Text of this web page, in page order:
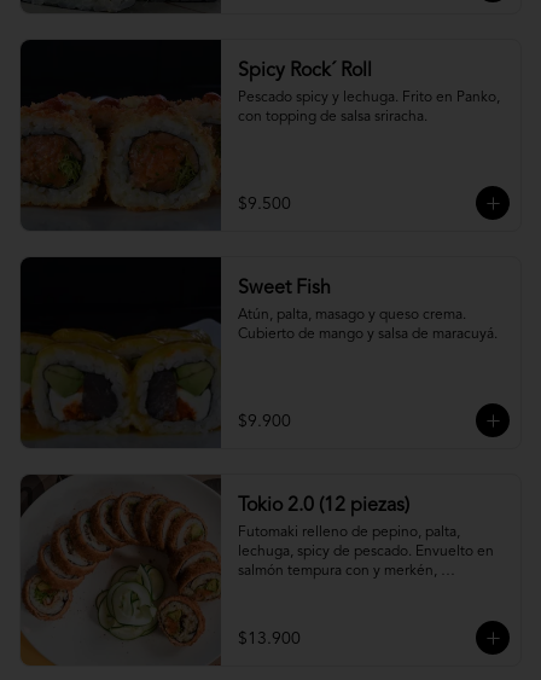
Spicy Rock´ Roll
Pescado spicy y lechuga. Frito en Panko,
con topping de salsa sriracha.
$9.500
Sweet Fish
Atún, palta, masago y queso crema.
Cubierto de mango y salsa de maracuyá.
$9.900
Tokio 2.0 (12 piezas)
Futomaki relleno de pepino, palta,
lechuga, spicy de pescado. Envuelto en
salmón tempura con y merkén,
$13.900